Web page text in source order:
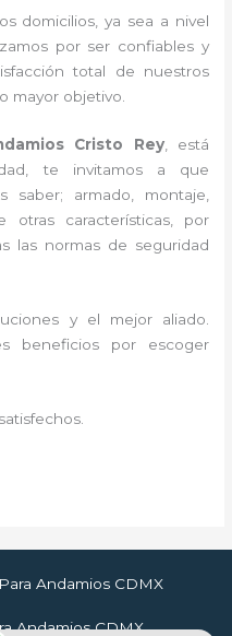
domicilios, ya sea a nivel
por ser confiables y
total de nuestros
mayor objetivo.
Cristo Rey, está
te invitamos a que
armado, montaje,
otras características, por
las normas de seguridad
y el mejor aliado.
beneficios por escoger
Andamios CDMX
Andamios CDMX